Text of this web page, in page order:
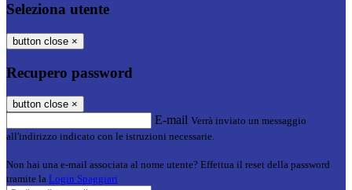
Seleziona utente
button close ×
Recupero password
button close ×
E-mail Verrà inviato un messaggio
all'indirizzo indicato con le istruzioni necessarie.
Non hai una e-mail associata al nome utente? Effettua il reset della password
tramite la Login Spaggiari